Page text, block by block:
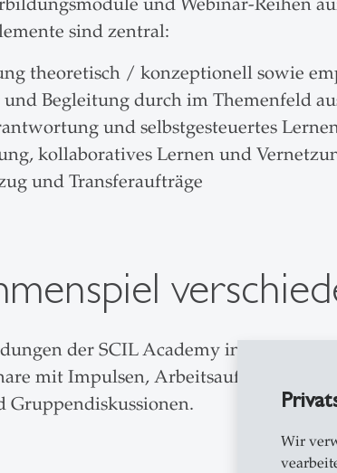
Wir
sind zentral:
theoretisch / konzeptionell sowie
Begleitung durch im Themenfeld
und selbstgesteuertes
kollaboratives Lernen und
und Transferaufträge
der SCIL Academy integrieren
mit Impulsen, Arbeitsaufträgen
Gruppendiskussionen.